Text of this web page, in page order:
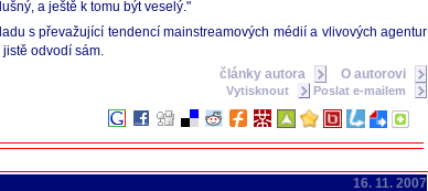
a ještě k tomu být veselý."
s převažující tendencí mainstreamových médií a vlivových agentur
odvodí sám.
články autora
O autorovi
Vytisknout Poslat e-mailem
16. 11. 2007